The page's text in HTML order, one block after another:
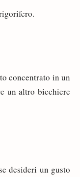
concentrato in un
un altro bicchiere
desideri un gusto